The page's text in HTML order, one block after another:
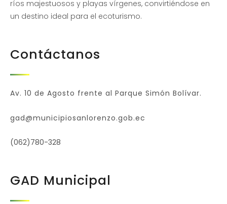
ríos majestuosos y playas vírgenes, convirtiéndose en
un destino ideal para el ecoturismo.
Contáctanos
Av. 10 de Agosto frente al Parque Simón Bolívar.
gad@municipiosanlorenzo.gob.ec
(062)780-328
GAD Municipal